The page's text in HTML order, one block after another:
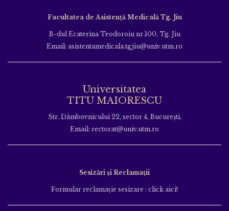
Facultatea de Asistență Medicală Tg. Jiu
B-dul Ecaterina Teodoroiu nr.100, Tg. Jiu
Email: asistentamedicala.tgjiu@univ.utm.ro
Universitatea
TITU MAIORESCU
Str. Dâmbovnicului 22, sector 4, București,
Email: rectorat@univ.utm.ro
Sesizări și Reclamații
Formular reclamație sesizare : click aici!